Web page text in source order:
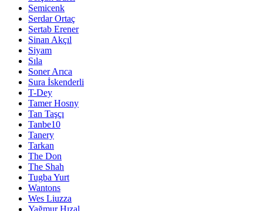
Semicenk
Serdar Ortaç
Sertab Erener
Sinan Akçıl
Siyam
Sıla
Soner Arıca
Sura İskenderli
T-Dey
Tamer Hosny
Tan Taşçı
Tanbe10
Tanery
Tarkan
The Don
The Shah
Tugba Yurt
Wantons
Wes Liuzza